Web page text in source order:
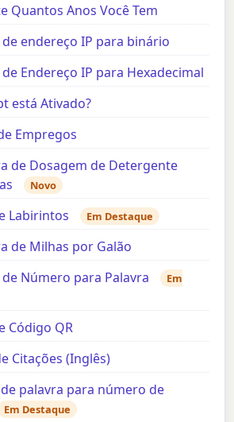
Quantos Anos Você Tem
endereço IP para binário
Endereço IP para Hexadecimal
está Ativado?
Empregos
de Dosagem de Detergente
Novo
Labirintos Em Destaque
de Milhas por Galão
Número para Palavra
Em
Código QR
Citações (Inglês)
palavra para número de
Em Destaque